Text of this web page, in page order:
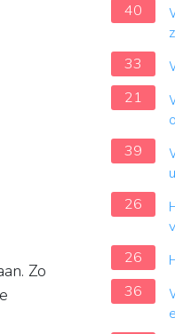
Zo
40
33
21
39
26
26
36